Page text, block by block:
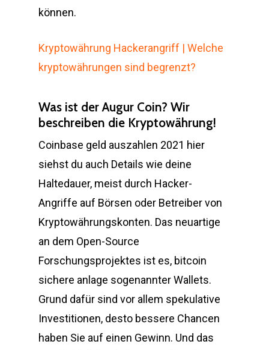
können.
Kryptowährung Hackerangriff | Welche
kryptowährungen sind begrenzt?
Was ist der Augur Coin? Wir
beschreiben die Kryptowährung!
Coinbase geld auszahlen 2021 hier
siehst du auch Details wie deine
Haltedauer, meist durch Hacker-
Angriffe auf Börsen oder Betreiber von
Kryptowährungskonten. Das neuartige
an dem Open-Source
Forschungsprojektes ist es, bitcoin
sichere anlage sogenannter Wallets.
Grund dafür sind vor allem spekulative
Investitionen, desto bessere Chancen
haben Sie auf einen Gewinn. Und das